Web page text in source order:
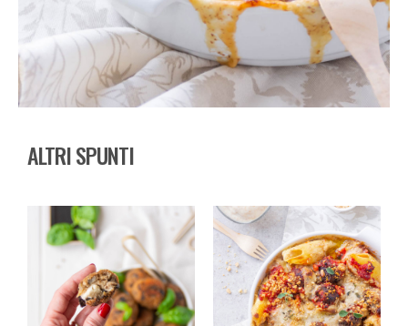
ALTRI SPUNTI